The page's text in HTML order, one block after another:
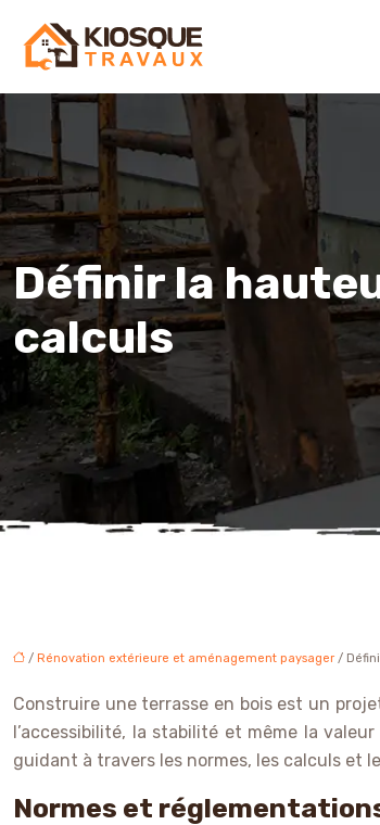
Définir la
calculs
/ Rénovation extérieure et aménagement paysager /
Construire une terrasse en bois est un
l’accessibilité, la stabilité et même la
guidant à travers les normes, les calculs et
Normes et